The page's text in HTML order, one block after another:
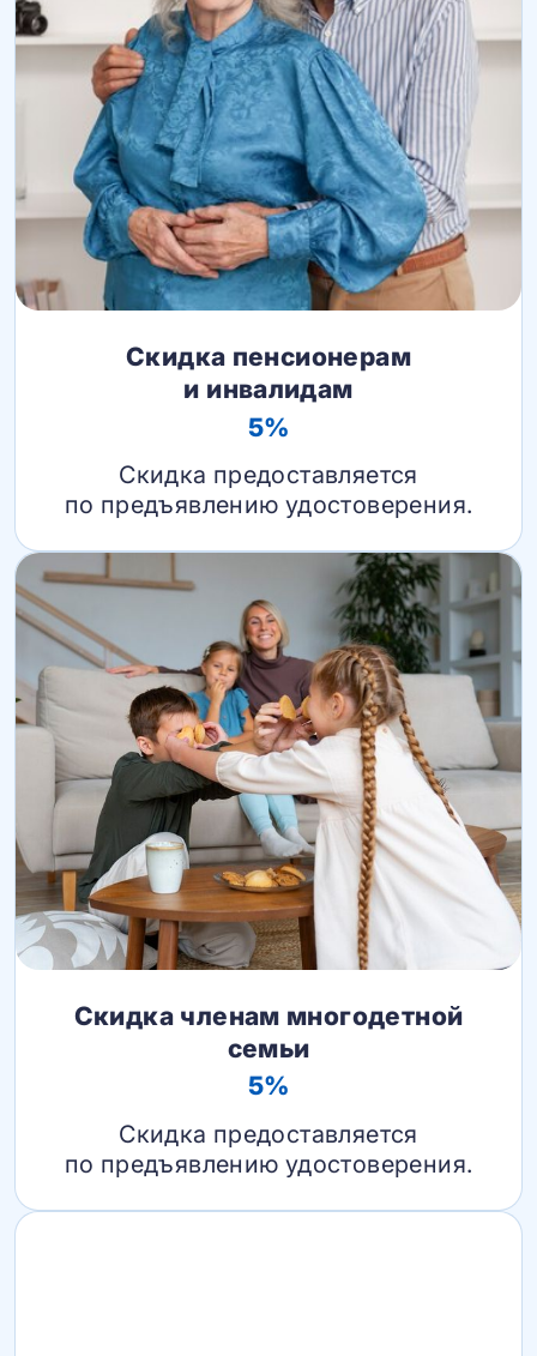
Скидка пенсионерам
и инвалидам
5%
Скидка предоставляется
по предъявлению удостоверения.
Скидка членам многодетной
семьи
5%
Скидка предоставляется
по предъявлению удостоверения.